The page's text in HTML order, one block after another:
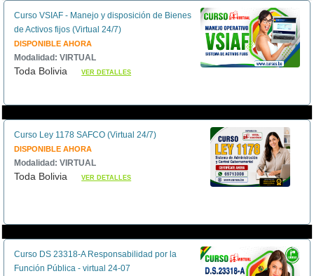
Curso VSIAF - Manejo y disposición de Bienes
de Activos fijos (Virtual 24/7)
DISPONIBLE AHORA
Modalidad: VIRTUAL
Toda BoliviaVER DETALLES
Curso Ley 1178 SAFCO (Virtual 24/7)
DISPONIBLE AHORA
Modalidad: VIRTUAL
Toda BoliviaVER DETALLES
Curso DS 23318-A Responsabilidad por la
Función Pública - virtual 24-07